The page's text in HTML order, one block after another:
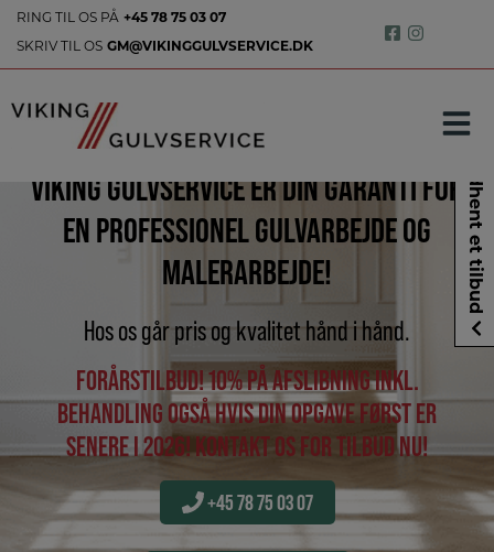
Hop
indholdet
RING TIL OS PÅ +45 78 75 03 07
SKRIV TIL OS GM@VIKINGGULVSERVICE.DK
VIKING GULVSERVICE ER DIN GARANTI FOR
EN PROFESSIONEL GULVARBEJDE OG
MALERARBEJDE!
Hos os går pris og kvalitet hånd i hånd.
FORÅRSTILBUD! 10% PÅ AFSLIBNING INKL.
BEHANDLING OGSÅ HVIS DIN OPGAVE FØRST ER
SENERE I 2026! KONTAKT OS FOR TILBUD NU!
+45 78 75 03 07
Indhent et tilbud